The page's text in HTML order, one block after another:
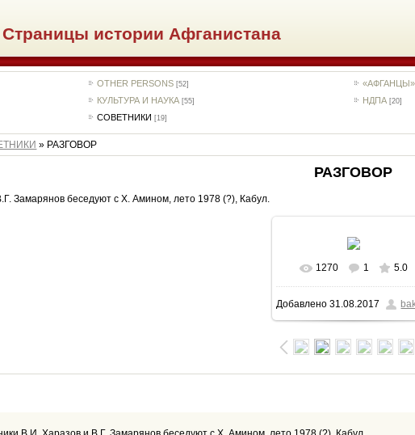
Страницы истории Афганистана
OTHER PERSONS [52] «АФГАНЦЫ»
КУЛЬТУРА И НАУКА [55] НДПА [20]
СОВЕТНИКИ [19]
» РАЗГОВОР
РАЗГОВОР
Замарянов беседуют с Х. Амином, лето 1978 (?), Кабул.
В реальном размере
613x435/ 58.0Kb
1270 1 5.0
Добавлено 31.08.2017